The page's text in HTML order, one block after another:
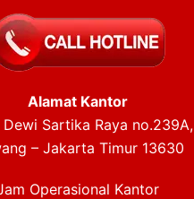
Alamat Kantor
Sartika Raya no.239A,
– Jakarta Timur 13630
Operasional Kantor